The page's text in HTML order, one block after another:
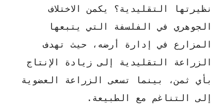
نظيرتها التقليدية؟ يكمن الاختلاف
الجوهري في الفلسفة التي يتبعها
المزارع في إدارة أرضه، حيث تهدف
الزراعة التقليدية إلى زيادة الإنتاج
بأي ثمن، بينما تسعى الزراعة العضوية
إلى
التناغم مع الطبيعة .